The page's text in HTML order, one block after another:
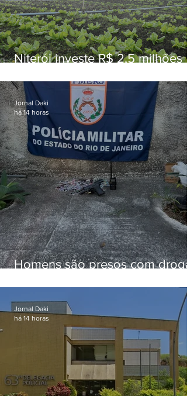
Niterói investe R$ 2,5 milhões
familiar para merenda escolar
Homens são presos com
Jornal Daki
há 14 horas
Jornal Daki
há 14 horas